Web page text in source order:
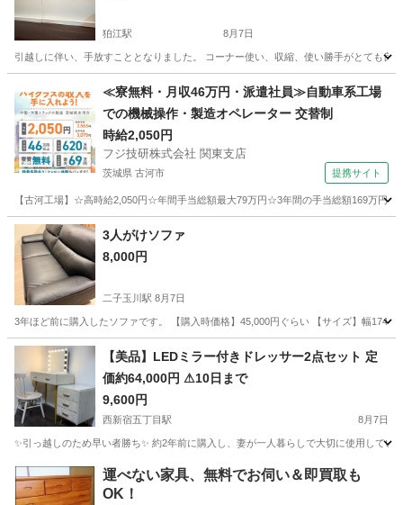
狛江駅 8月7日
引越しに伴い、手放すこととなりました。 コーナー使い、収縮、使い勝手がとても良
狛江駅 収納家具
≪寮無料・月収46万円・派遣社員≫自動車系工場
での機械操作・製造オペレーター 交替制
時給2,050円
フジ技研株式会社 関東支店
茨城県 古河市 提携サイト
【古河工場】☆高時給2,050円☆年間手当総額最大79万円☆3年間の手当総額169万円
茨城 古河市 その他
3人がけソファ
8,000円
二子玉川駅 8月7日
3年ほど前に購入したソファです。 【購入時価格】45,000円ぐらい 【サイズ】幅
東京 世田谷区 二子玉川駅 ソファ
【美品】LEDミラー付きドレッサー2点セット 定
価約64,000円 ⚠︎10日まで
9,600円
西新宿五丁目駅 8月7日
✨引っ越しのため早い者勝ち✨ 約2年前に購入し、妻が一人暮らしで大切に使用して
東京 新宿区 西新宿五丁目駅 ドレッサー
運べない家具、無料でお伺い＆即買取も
OK！